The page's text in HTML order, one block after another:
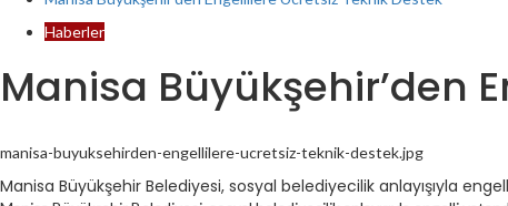
Haberler
Manisa Büyükşehir’den
manisa-buyuksehirden-engellilere-ucretsiz-teknik-destek.jpg
Manisa Büyükşehir Belediyesi, sosyal belediyecilik anlayışıyla